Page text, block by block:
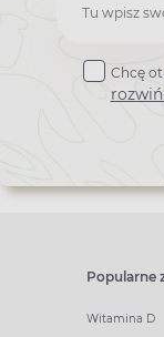
do
Chcę
Popularne
Witamina D